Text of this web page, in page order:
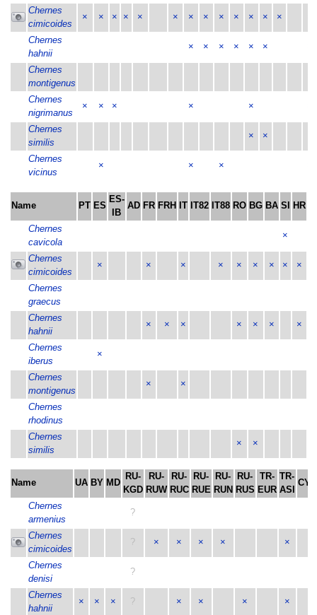
Chernes
cimicoides
× × × × × × × × × × × × ×
Chernes
hahnii
× × × × × ×
Chernes
montigenus
Chernes
nigrimanus
× × × × ×
Chernes
similis
× ×
Chernes
vicinus
× × ×
Name PT ES
ES-
IB
AD FR FRH IT IT82 IT88 RO BG BA SI HR
Chernes
cavicola
×
Chernes
cimicoides
× × × × × × × × ×
Chernes
graecus
Chernes
hahnii
× × × × × × ×
Chernes
iberus
×
Chernes
montigenus
× ×
Chernes
rhodinus
Chernes
similis
× ×
Name UA BY MD
RU-
KGD
RU-
RUW
RU-
RUC
RU-
RUE
RU-
RUN
RU-
RUS
TR-
EUR
TR-
ASI
CY
Chernes
armenius
?
Chernes
cimicoides
? × × × × ×
Chernes
denisi
?
Chernes
hahnii
× × × ? × × × ×